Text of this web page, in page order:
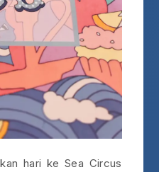
hari ke Sea Circus